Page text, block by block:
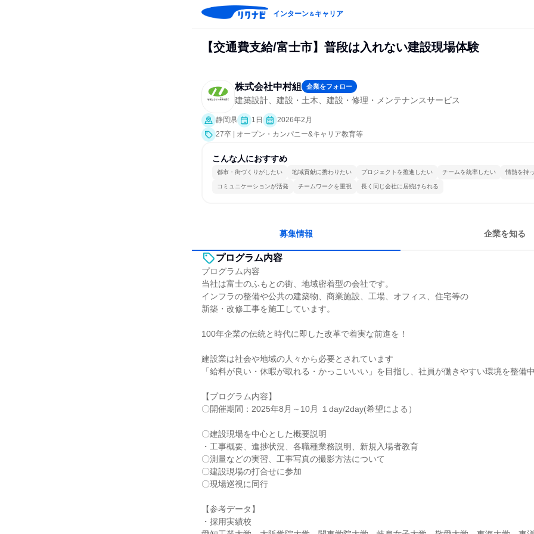
インターン＆キャリア
【交通費支給/富士市】普段は入れない建設現場体験
株式会社中村組 企業をフォロー
建築設計、建設・土木、建設・修理・メンテナンスサービス
静岡県 1日
2026年2月
27卒 | オープン・カンパニー&キャリア教育等
こんな人におすすめ
都市・街づくりがしたい 地域貢献に携わりたい プロジェクトを推進したい チームを統率したい 情熱を持
コミュニケーションが活発 チームワークを重視 長く同じ会社に居続けられる
募集情報 企業を知る
プログラム内容
プログラム内容
当社は富士のふもとの街、地域密着型の会社です。
インフラの整備や公共の建築物、商業施設、工場、オフィス、住宅等の
新築・改修工事を施工しています。
100年企業の伝統と時代に即した改革で着実な前進を！
建設業は社会や地域の人々から必要とされています
「給料が良い・休暇が取れる・かっこいいい」を目指し、社員が働きやすい環境を整備
【プログラム内容】
〇開催期間：2025年8月～10月 １day/2day(希望による）
〇建設現場を中心とした概要説明
・工事概要、進捗状況、各職種業務説明、新規入場者教育
〇測量などの実習、工事写真の撮影方法について
〇建設現場の打合せに参加
〇現場巡視に同行
【参考データ】
・採用実績校